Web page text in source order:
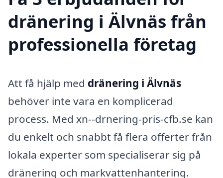
dränering i Älvnäs från
professionella företag
Att få hjälp med dränering i Älvnäs
behöver inte vara en komplicerad
process. Med xn--drnering-pris-cfb.se kan
du enkelt och snabbt få flera offerter från
lokala experter som specialiserar sig på
dränering och markvattenhantering.